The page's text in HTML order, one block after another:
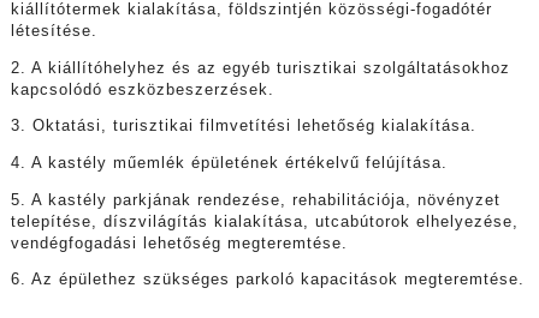
kiállítótermek kialakítása, földszintjén közösségi-fogadótér
létesítése.
2. A kiállítóhelyhez és az egyéb turisztikai szolgáltatásokhoz
kapcsolódó eszközbeszerzések.
3. Oktatási, turisztikai filmvetítési lehetőség kialakítása.
4. A kastély műemlék épületének értékelvű felújítása.
5. A kastély parkjának rendezése, rehabilitációja, növényzet
telepítése, díszvilágítás kialakítása, utcabútorok elhelyezése,
vendégfogadási lehetőség megteremtése.
6. Az épülethez szükséges parkoló kapacitások megteremtése.